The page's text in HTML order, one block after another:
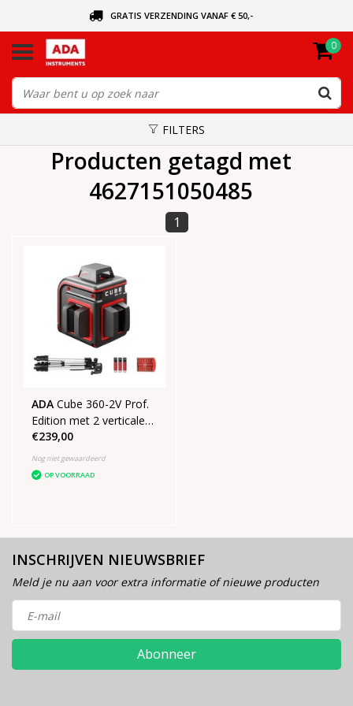
GRATIS VERZENDING VANAF € 50,-
VANDAAG BESTELD, VANDAAG VERZONDEN
0
FILTERS
Producten getagd met
4627151050485
1
ADA Cube 360-2V Prof.
Edition met 2 verticale
lijnen 1 horizontale lijn
van 360°
€239,00
Nog niet gewaardeerd
OP VOORRAAD
INSCHRIJVEN NIEUWSBRIEF
Meld je nu aan voor extra informatie of nieuwe producten
Abonneer